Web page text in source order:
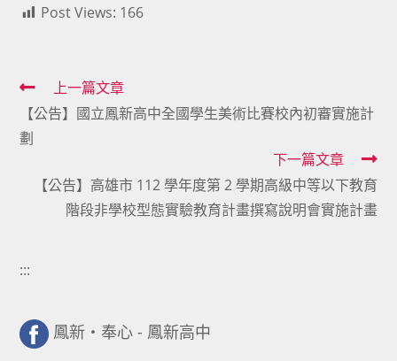
Post Views: 166
Read
more
articles
上一篇文章
【公告】國立鳳新高中全國學生美術比賽校內初審實施計
劃
下一篇文章
【公告】高雄市 112 學年度第 2 學期高級中等以下教育
階段非學校型態實驗教育計畫撰寫說明會實施計畫
:::
鳳新・奉心 - 鳳新高中